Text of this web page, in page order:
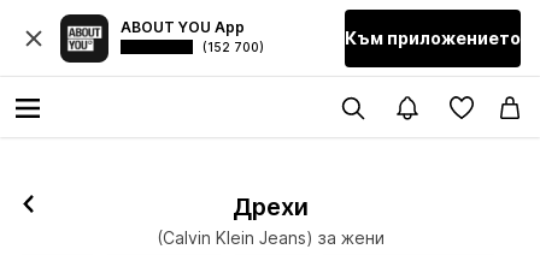
ABOUT YOU App
(152 700) Към приложението
Дрехи
(Calvin Klein Jeans) за жени